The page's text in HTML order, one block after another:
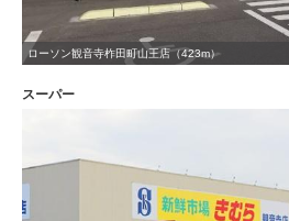
ローソン観音寺柞田町山王店（423m）
スーパー